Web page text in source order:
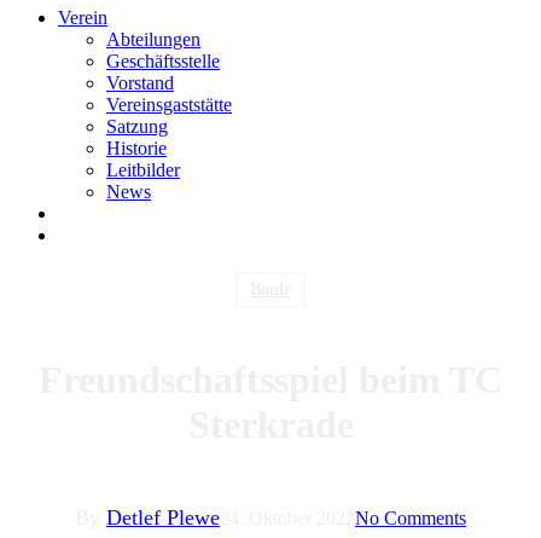
Verein
Abteilungen
Geschäftsstelle
Vorstand
Vereinsgaststätte
Satzung
Historie
Leitbilder
News
Detlef Plewe No Comments